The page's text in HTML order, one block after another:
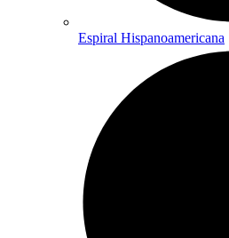
Espiral Hispanoamericana